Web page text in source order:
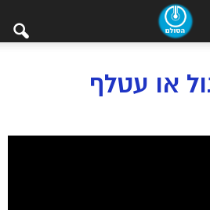
או עטלף